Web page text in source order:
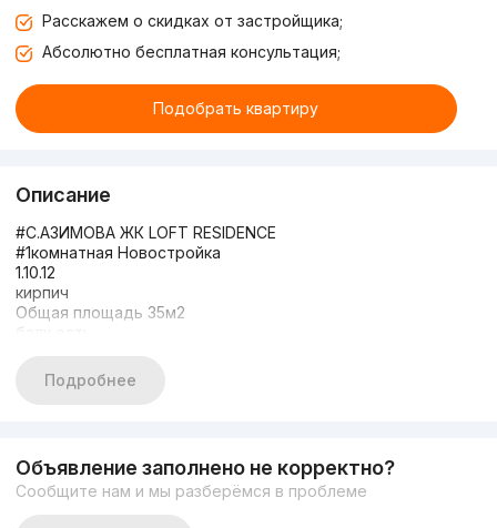
Расскажем о скидках от застройщика;
Абсолютно бесплатная консультация;
Подобрать квартиру
Описание
#С.АЗИМОВА ЖК LOFT RESIDENCE
#1комнатная Новостройка
1.10.12
кирпич
Общая площадь 35м2
балк есть
Цена 63.000
+998950649911
Подробнее
Объявление заполнено не корректно?
Сообщите нам и мы разберёмся в проблеме